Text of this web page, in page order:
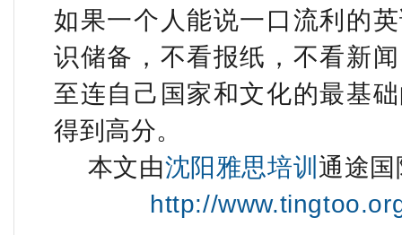
如果一个人能说一口流利的
识储备，不看报纸，不看新
至连自己国家和文化的最基
得到高分。
本文由沈阳雅思培训 通途
http://